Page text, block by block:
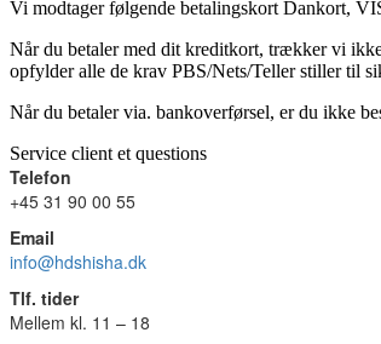
Vi modtager følgende betalingskort Dankort,
Når du betaler med dit kreditkort, trækker vi
opfylder alle de krav PBS/Nets/Teller stiller til
Når du betaler via. bankoverførsel, er du ikke
Service client et questions
Telefon
+45 31 90 00 55
Email
info@hdshisha.dk
Tlf. tider
Mellem kl. 11 – 18